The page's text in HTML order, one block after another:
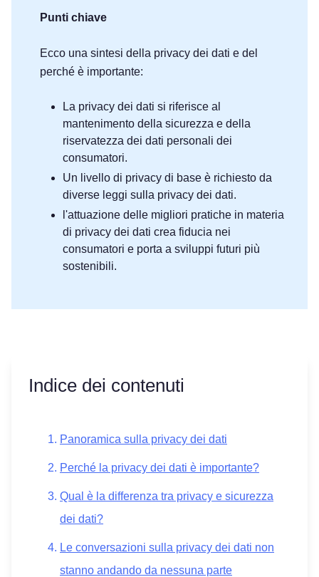
Punti chiave
Ecco una sintesi della privacy dei dati e del
perché è importante:
La privacy dei dati si riferisce al
mantenimento della sicurezza e della
riservatezza dei dati personali dei
consumatori.
Un livello di privacy di base è richiesto da
diverse leggi sulla privacy dei dati.
l'attuazione delle migliori pratiche in materia
di privacy dei dati crea fiducia nei
consumatori e porta a sviluppi futuri più
sostenibili.
Indice dei contenuti
Panoramica sulla privacy dei dati
Perché la privacy dei dati è importante?
Qual è la differenza tra privacy e sicurezza
dei dati?
Le conversazioni sulla privacy dei dati non
stanno andando da nessuna parte